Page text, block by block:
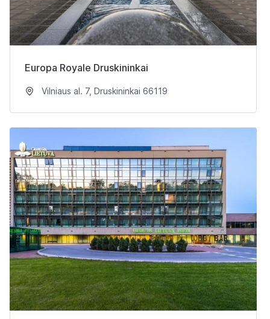
Europa Royale Druskininkai
Vilniaus al. 7, Druskininkai 66119